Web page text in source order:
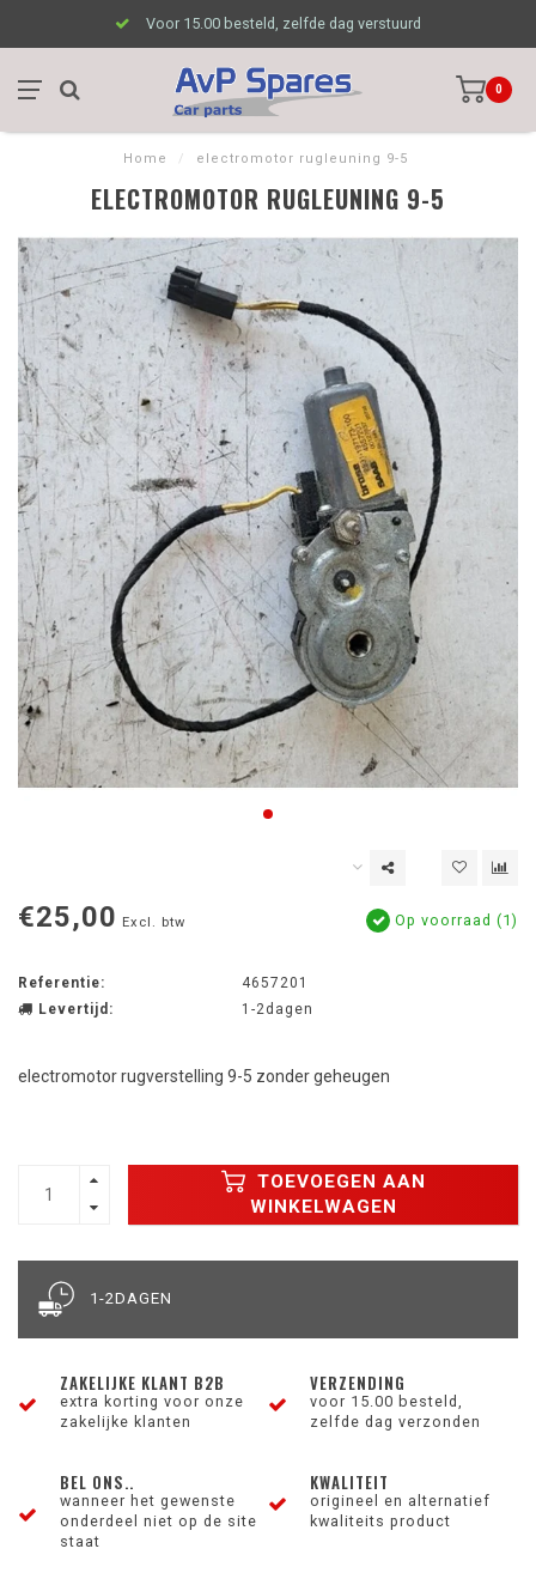
Voor 15.00 besteld, zelfde dag verstuurd
0
Home / electromotor rugleuning 9-5
ELECTROMOTOR RUGLEUNING 9-5
€25,00 Excl. btw Op voorraad (1)
Referentie:
4657201
Levertijd:
1-2dagen
electromotor rugverstelling 9-5 zonder geheugen
TOEVOEGEN AAN
WINKELWAGEN
1-2DAGEN
ZAKELIJKE KLANT B2B
extra korting voor onze
zakelijke klanten
VERZENDING
voor 15.00 besteld,
zelfde dag verzonden
BEL ONS..
wanneer het gewenste
onderdeel niet op de site
staat
KWALITEIT
origineel en alternatief
kwaliteits product